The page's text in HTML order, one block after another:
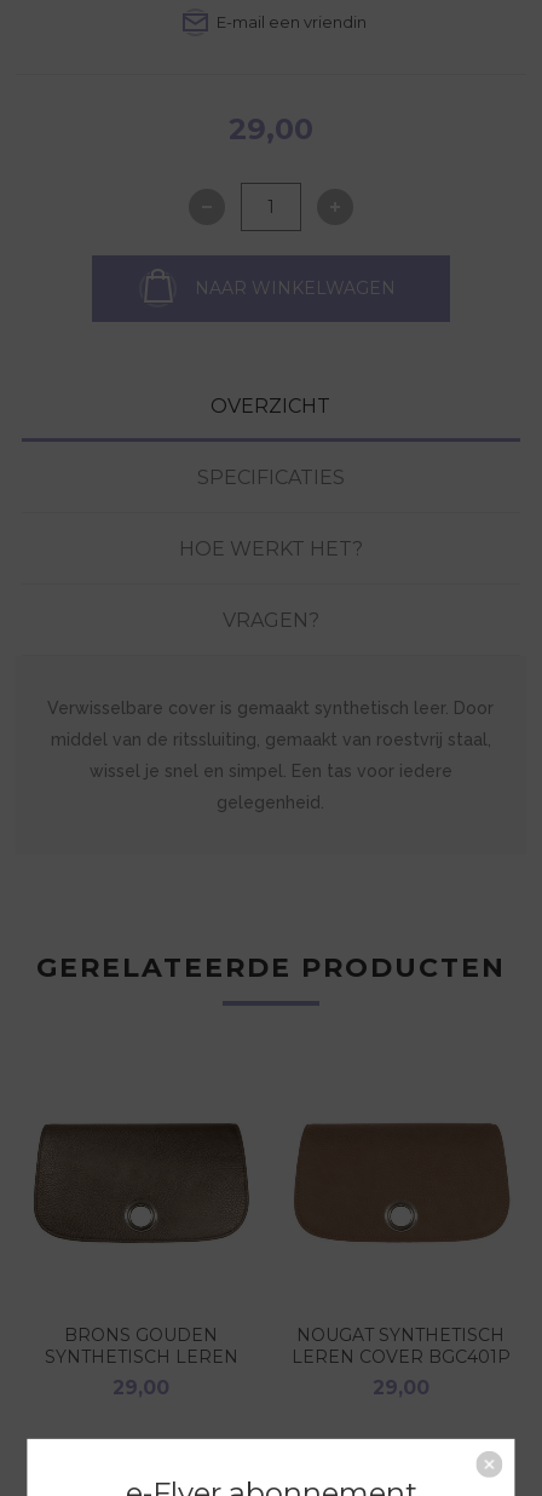
29,00
NAAR WINKELWAGEN
OVERZICHT
SPECIFICATIES
HOE WERKT HET?
VRAGEN?
Verwisselbare cover is gemaakt synthetisch leer. Door
middel van de ritssluiting, gemaakt van roestvrij staal,
wissel je snel en simpel. Een tas voor iedere
gelegenheid.
GERELATEERDE PRODUCTEN
BRONS GOUDEN
SYNTHETISCH LEREN
COVER BGC400P
29,00
NOUGAT SYNTHETISCH
LEREN COVER BGC401P
29,00